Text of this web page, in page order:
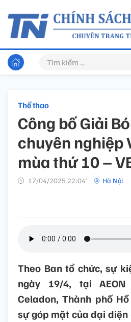
Thể thao
Công bố Giải
chuyên nghiệp
mùa thứ 10 –
17/04/2025 22:04’ Hà Nội
Theo Ban tổ chức, sự
ngày 19/4, tại
Celadon, Thành phố
sự góp mặt của đại diện